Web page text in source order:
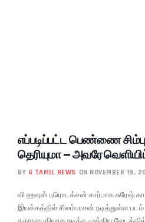
எப்படிப்பட்ட பெண்ணை
தெரியுமா – அவரே
BY G TAMIL NEWS ON NOVEMBER 19,
வி ஹவுஸ் புரொடக்சன் சார்பாக சுரேஷ்
இயக்கத்தில் சிலம்பரசன் நடித்துள்ள படம்